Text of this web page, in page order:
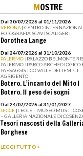
MOSTRE
Dal 30/07/2026 al 01/11/2026
VERONA | CENTRO
FOTOGRAFIA SCAVI SCALIGERI
Dorothea Lange
Dal 24/07/2026 al 31/10/2026
PALERMO | PALAZZO BELMONTE
PALERMO I PARCO ARCHEOLOGICO
PAESAGGISTICO VALLE DEI TEMPLI -
AGRIGENTO
Botero. L’incanto del Mito I
Botero. Il peso dei sogni
Dal 24/07/2026 al 31/01/2027
LECCE | LECCE – MUSEO MUST I
– GALLERIA NAZIONALE DI
Tesori nascosti della
Borghese
LEGGI TUTTO >